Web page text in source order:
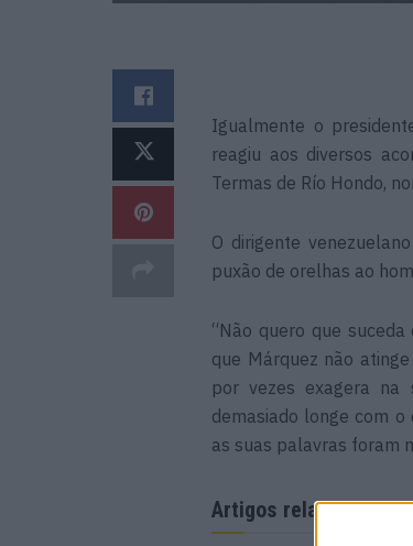
Igualmente o
reagiu aos diversos
Termas de Río Hondo,
O dirigente
puxão de orelhas ao
“Não quero que
que Márquez não
por vezes exagera
demasiado longe com
as suas palavras foram
Artigos relacionados